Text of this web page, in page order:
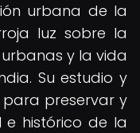
urbana de la
luz sobre la
y la vida
Su estudio y
para preservar y
histórico de la